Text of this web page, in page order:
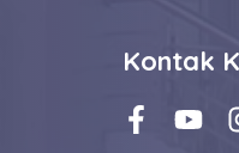
Kontak